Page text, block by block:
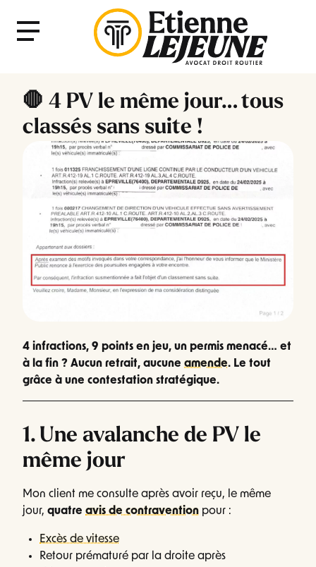
Menu
🛑 4 PV le même jour… tous
classés sans suite !
4 infractions, 9 points en jeu, un permis menacé… et
à la fin ? Aucun retrait, aucune amende. Le tout
grâce à une contestation stratégique.
1. Une avalanche de PV le
même jour
Mon client me consulte après avoir reçu, le même
jour, quatre avis de contravention pour :
Excès de vitesse
Retour prématuré par la droite après
Fermer